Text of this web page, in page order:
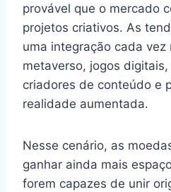
provável que o mercado
projetos criativos. As
uma integração cada vez
metaverso, jogos
criadores de conteúdo e
realidade aumentada.
Nesse cenário, as
ganhar ainda mais
forem capazes de unir